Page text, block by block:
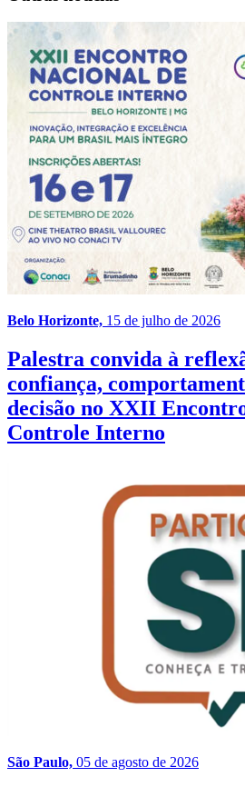
Belo Horizonte, 15 de julho de 2026
Palestra convida à
confiança,
decisão no XXII
Controle Interno
São Paulo, 05 de agosto de 2026